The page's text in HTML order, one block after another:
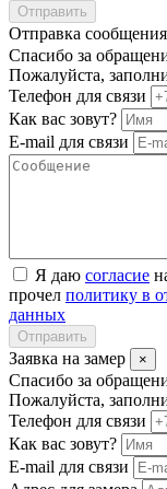
Отправить
Отправка сообщения
Спасибо за
Пожалуйста,
Телефон для связи
Как вас зовут?
E-mail для связи
Я даю согласие
прочел политику в
данных
Отправить
Заявка на замер ×
Спасибо за
Пожалуйста,
Телефон для связи
Как вас зовут?
E-mail для связи